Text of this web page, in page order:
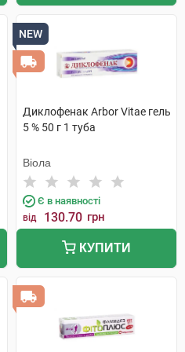
NEW
Диклофенак Arbor Vitae гель
5 % 50 г 1 туба
Віола
Є в наявності
від 130.70 грн
КУПИТИ